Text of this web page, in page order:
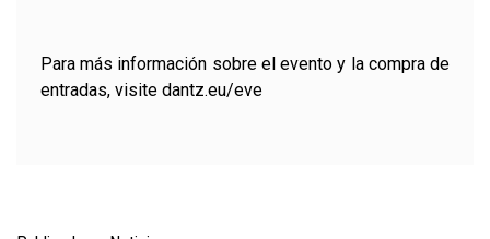
Para más información sobre el evento y la compra de
entradas, visite dantz.eu/eve